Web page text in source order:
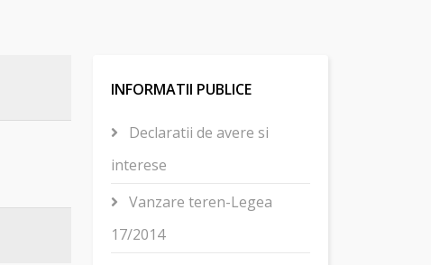
INFORMATII PUBLICE
Declaratii de avere si
interese
Vanzare teren-Legea
17/2014